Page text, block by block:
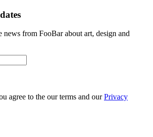
news from FooBar about art, design and
agree to the our terms and ourPrivacy